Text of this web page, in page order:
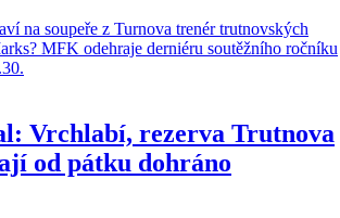
Vrchlabí, rezerva Trutnova
od pátku dohráno